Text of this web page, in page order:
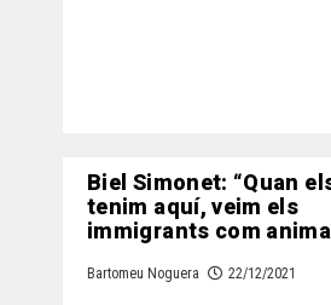
Biel Simonet: “Quan
tenim aquí, veim els
immigrants com
Bartomeu Noguera 22/12/2021